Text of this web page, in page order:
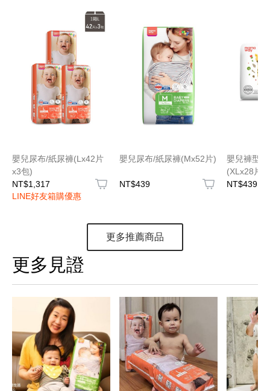
嬰兒尿布/紙尿褲(Lx42片
x3包)
NT$1,317
LINE好友箱購優惠
嬰兒尿布/紙尿褲(Mx52片)
NT$439
嬰兒褲型
(XLx28片)
NT$439
更多推薦商品
更多見證